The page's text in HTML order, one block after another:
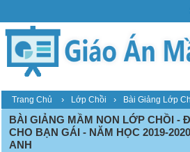
Trang Chủ › Lớp Chồi › Bài Giảng Lớp
BÀI GIẢNG MẦM NON LỚP CHỒI -
CHO BẠN GÁI - NĂM HỌC 2019-
ANH